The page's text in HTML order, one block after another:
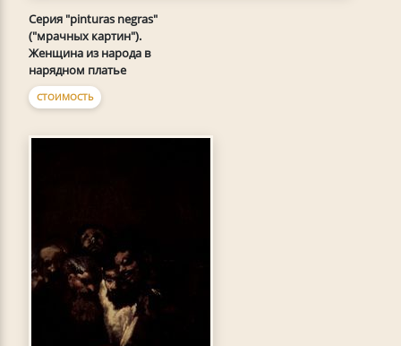
Серия "pinturas negras"
("мрачных картин").
Женщина из народа в
нарядном платье
СТОИМОСТЬ